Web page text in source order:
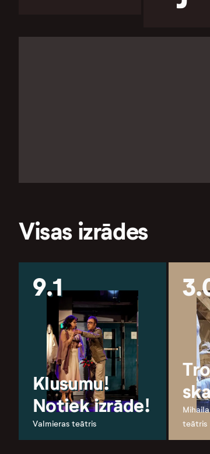
Visas izrādes
9.1
Klusumu!
Notiek izrāde!
Valmieras teātris
teātris